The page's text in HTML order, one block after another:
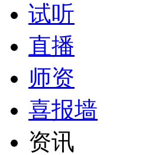
试听
直播
师资
喜报墙
资讯